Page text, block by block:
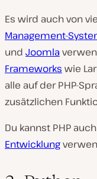
Es wird auch von
Management-
und Joomla
Frameworks wie
alle auf der PHP-
zusätzlichen
Du kannst PHP
Entwicklung